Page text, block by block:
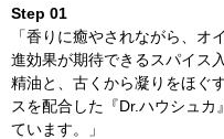
Step 01
「香りに癒やされながら、オ
進効果が期待できるスパイス
精油と、古くから凝りをほぐ
スを配合した『Dr.ハウシュ
ています。」